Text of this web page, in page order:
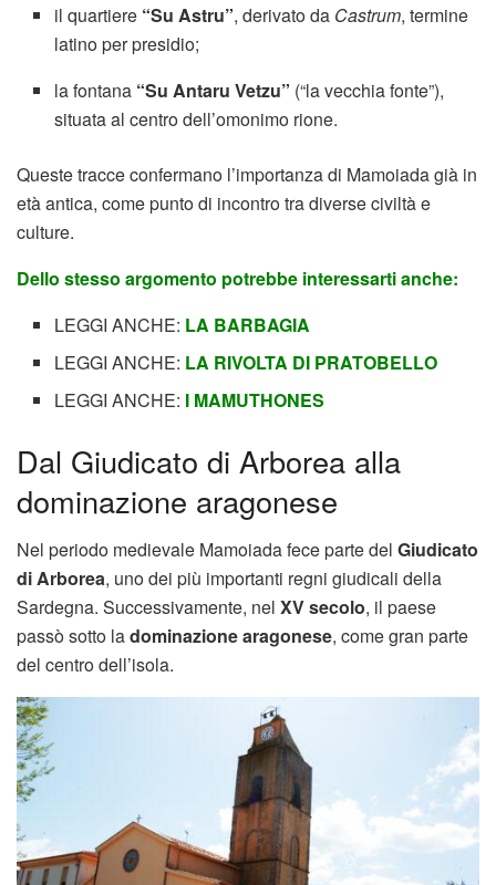
il quartiere “Su Astru”, derivato da Castrum, termine
latino per presidio;
la fontana “Su Antaru Vetzu” (“la vecchia fonte”),
situata al centro dell’omonimo rione.
Queste tracce confermano l’importanza di Mamoiada già in
età antica, come punto di incontro tra diverse civiltà e
culture.
Dello stesso argomento potrebbe interessarti anche:
LEGGI ANCHE: LA BARBAGIA
LEGGI ANCHE: LA RIVOLTA DI PRATOBELLO
LEGGI ANCHE: I MAMUTHONES
Dal Giudicato di Arborea alla
dominazione aragonese
Nel periodo medievale Mamoiada fece parte del Giudicato
di Arborea, uno dei più importanti regni giudicali della
Sardegna. Successivamente, nel XV secolo, il paese
passò sotto ladominazione aragonese, come gran parte
del centro dell’isola.